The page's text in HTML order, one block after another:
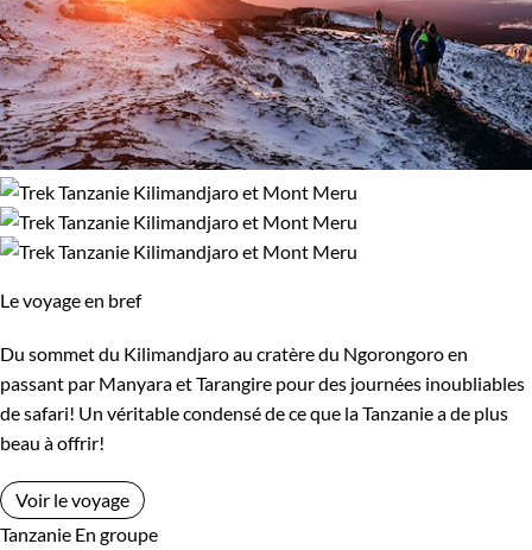
Brousse et Savane
Le voyage en bref
Du sommet du Kilimandjaro au cratère du Ngorongoro en
passant par Manyara et Tarangire pour des journées inoubliables
de safari! Un véritable condensé de ce que la Tanzanie a de plus
beau à offrir!
Voir le voyage
Tanzanie En groupe